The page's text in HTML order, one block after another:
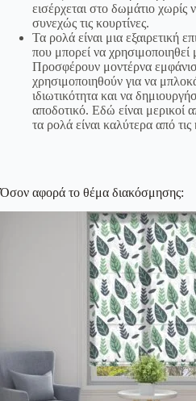
εισέρχεται στο δωμάτιο χωρίς
συνεχώς τις κουρτίνες.
Τα ρολά είναι μια εξαιρετική
που μπορεί να χρησιμοποιηθεί
Προσφέρουν μοντέρνα
χρησιμοποιηθούν για να
ιδιωτικότητα και να
αποδοτικό. Εδώ είναι μερικοί
τα ρολά είναι καλύτερα από τις
Όσον αφορά το θέμα διακόσμησης: